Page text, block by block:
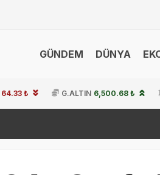
GÜNDEM DÜNYA
64.33 ₺ G.ALTIN 6,500.68 ₺